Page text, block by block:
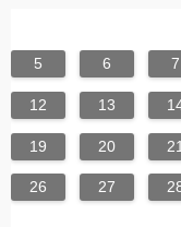
5 6 7
12 13
19 20 21
26 27